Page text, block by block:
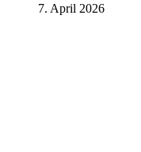
7. April 2026